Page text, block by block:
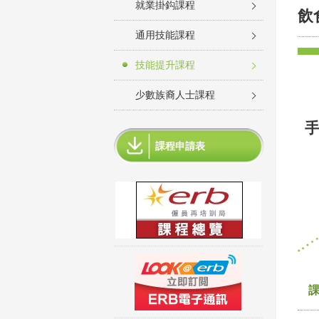
就業掛鈎課程
通用技能課程
技能提升課程
少數族裔人士課程
課程申請表
飲